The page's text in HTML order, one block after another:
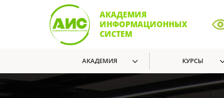
АКАДЕМИЯ
ИНФОРМАЦИОННЫХ
СИСТЕМ
АКАДЕМИЯ КУРСЫ